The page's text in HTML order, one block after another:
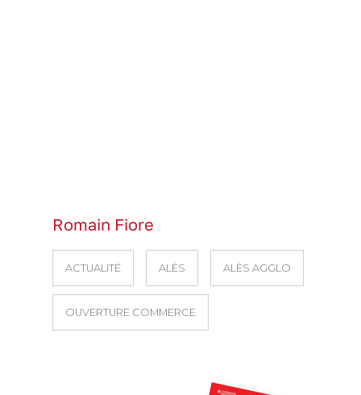
Romain Fiore
ACTUALITÉ ALÈS ALÈS AGGLO
OUVERTURE COMMERCE